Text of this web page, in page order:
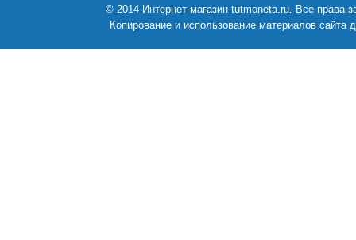
© 2014 Интернет-магазин tutmoneta.ru. Все права
Копирование и использование материалов сайта